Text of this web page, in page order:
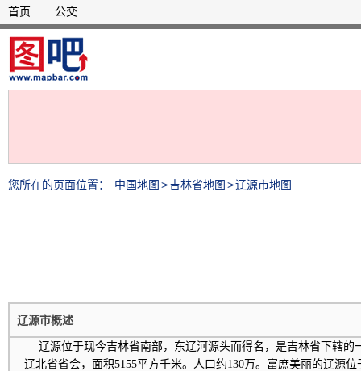
首页 公交
您所在的页面位置： 中国地图 >吉林省地图 >辽源市地图
辽源市概述
辽源位于现今吉林省南部，东辽河源头而得名，是吉林省下辖的
辽北省省会，面积5155平方千米。人口约130万。富庶美丽的辽源